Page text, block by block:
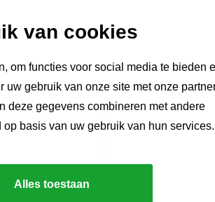
van cookies
om functies voor social media te bieden
gebruik van onze site met onze
deze gegevens combineren met andere
basis van uw gebruik van hun services.
Alles toestaan